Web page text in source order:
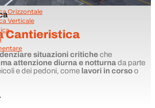
Orizzontale
Verticale
Cantieristica
situazioni critiche che
attenzione diurna e notturnada parte
e dei pedoni, come lavori in corsoo